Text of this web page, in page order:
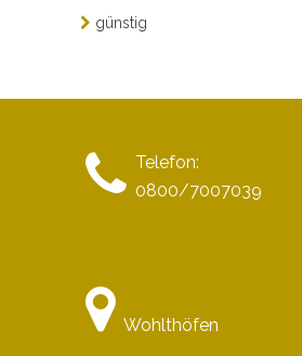
günstig
Telefon:
0800/7007039
Wohlthöfen